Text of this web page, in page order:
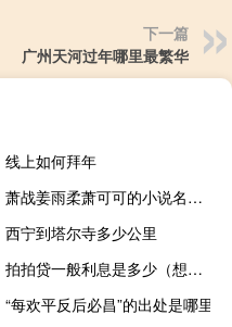
下一篇
广州天河过年哪里最繁华
线上如何拜年
萧战姜雨柔萧可可的小说名免费阅读全文免费阅读（萧战）
西宁到塔尔寺多少公里
拍拍贷一般利息是多少（想问一下拍拍贷的官网是多少还有他们的利息有多高）
“每欢平反后必昌”的出处是哪里